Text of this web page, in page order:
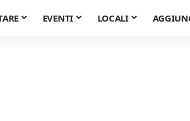
EVENTI LOCALI